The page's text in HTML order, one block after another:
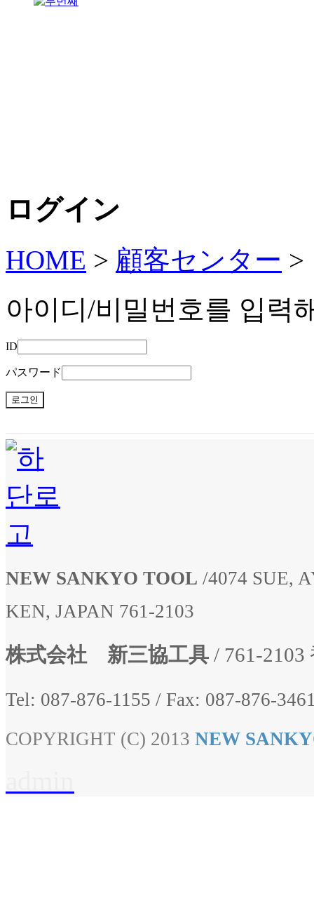
ログイン
HOME > 顧客センター >
아이디/비밀번호를 입력
ID
パスワード
NEW SANKYO TOOL /4074 SUE,
KEN, JAPAN 761-2103
株式会社 新三協工具 / 761-
Tel: 087-876-1155 / Fax: 087-876-
COPYRIGHT (C) 2013 NEW